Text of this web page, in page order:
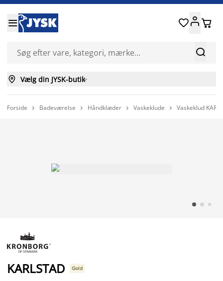


 
 Vælg din JYSK-butik
Forside  Badeværelse  Håndklæder  Vaskeklude  Vaskeklud
KARLSTAD Gold